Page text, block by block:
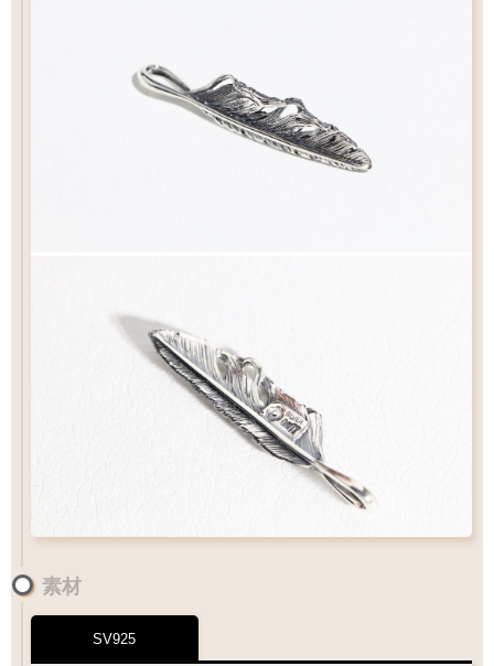
フェザー位置をご指定いただけます
おまかせいただく事も可能です
フェザー位置をご指定いただけます
おまかせいただく事も可能です
カートにおすすみ下さい
ペンダントの状態でお届け致します
素材
SV925